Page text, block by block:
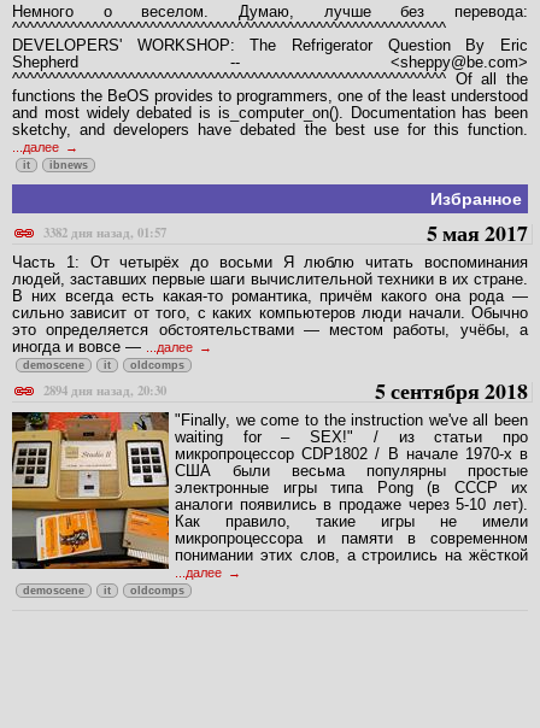
Немного о веселом. Думаю, лучше без перевода:
^^^^^^^^^^^^^^^^^^^^^^^^^^^^^^^^^^^^^^^^^^^^^^^^^^^^^^^^^^^^
DEVELOPERS' WORKSHOP: The Refrigerator Question By Eric
Shepherd -- <sheppy@be.com>
^^^^^^^^^^^^^^^^^^^^^^^^^^^^^^^^^^^^^^^^^^^^^^^^^^^^^^^^^^^^ Of all the
functions the BeOS provides to programmers, one of the least understood
and most widely debated is is_computer_on(). Documentation has been
sketchy, and developers have debated the best use for this function.
...далее
it ibnews
Избранное
3382 дня назад, 01:57
5 мая 2017
Часть 1: От четырёх до восьми Я люблю читать воспоминания
людей, заставших первые шаги вычислительной техники в их стране.
В них всегда есть какая-то романтика, причём какого она рода —
сильно зависит от того, с каких компьютеров люди начали. Обычно
это определяется обстоятельствами — местом работы, учёбы, а
иногда и вовсе —
...далее
demoscene it oldcomps
2894 дня назад, 20:30 5 сентября 2018
"Finally, we come to the instruction we've all been
waiting for – SEX!" / из статьи про
микропроцессор CDP1802 / В начале 1970-х в
США были весьма популярны простые
электронные игры типа Pong (в СССР их
аналоги появились в продаже через 5-10 лет).
Как правило, такие игры не имели
микропроцессора и памяти в современном
понимании этих слов, а строились на жёсткой
...далее
demoscene it oldcomps